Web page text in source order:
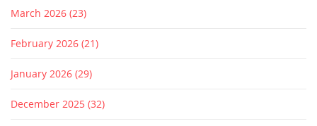
March 2026 (23)
February 2026 (21)
January 2026 (29)
December 2025 (32)